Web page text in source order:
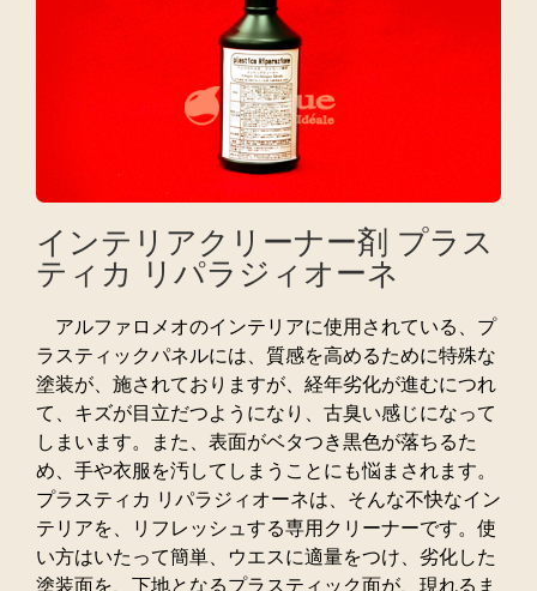
インテリアクリーナー剤 プラス
ティカ リパラジィオーネ
アルファロメオのインテリアに使用されている、プ
ラスティックパネルには、質感を高めるために特殊な
塗装が、施されておりますが、経年劣化が進むにつれ
て、キズが目立だつようになり、古臭い感じになって
しまいます。また、表面がベタつき黒色が落ちるた
め、手や衣服を汚してしまうことにも悩まされます。
プラスティカ リパラジィオーネは、そんな不快なイン
テリアを、リフレッシュする専用クリーナーです。使
い方はいたって簡単、ウエスに適量をつけ、劣化した
塗装面を、下地となるプラスティック面が、現れるま